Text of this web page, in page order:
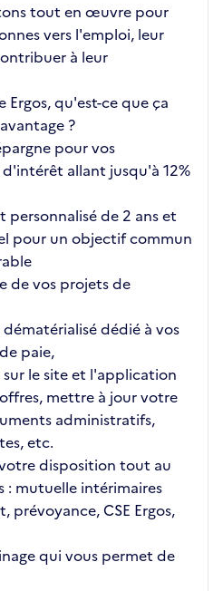
tout en œuvre pour
vers l'emploi, leur
à leur
Ergos, qu'est-ce que ça
?
pour vos
allant jusqu'à 12%
de 2 ans et
pour un objectif commun
de vos projets de
dédié à vos
paie,
le site et l'application
mettre à jour votre
administratifs,
etc.
disposition tout au
: mutuelle intérimaires
prévoyance, CSE Ergos,
qui vous permet de